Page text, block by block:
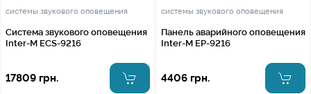
системы звукового оповещения
Система звукового оповещения
Inter-M ECS-9216
17809 грн.
системы звукового оповещения
Панель аварийного оповещения
Inter-M EP-9216
4406 грн.